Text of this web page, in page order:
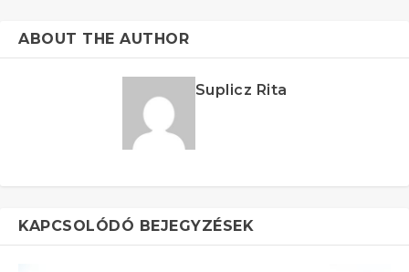
ABOUT THE AUTHOR
Suplicz Rita
KAPCSOLÓDÓ BEJEGYZÉSEK